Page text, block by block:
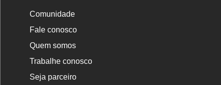
Comunidade
Fale conosco
Quem somos
Trabalhe conosco
Seja parceiro